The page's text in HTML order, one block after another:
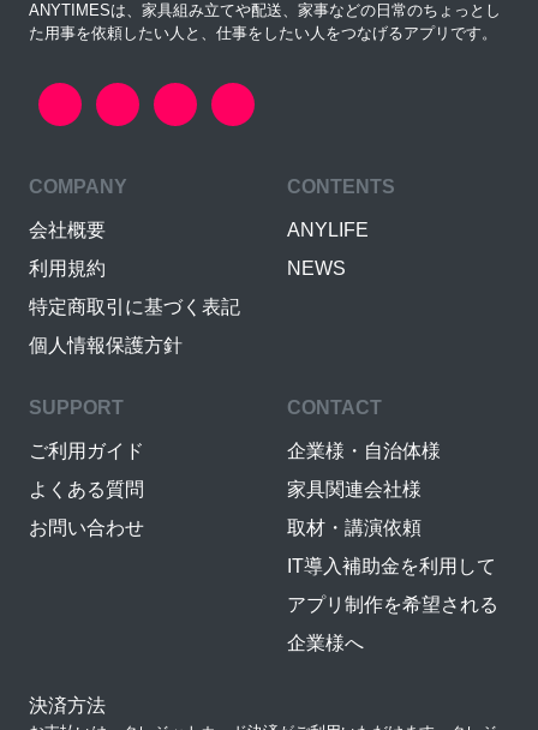
ANYTIMESは、家具組み立てや配送、家事などの日常のちょっとし
た用事を依頼したい人と、仕事をしたい人をつなげるアプリです。
COMPANY
会社概要
利用規約
特定商取引に基づく表記
個人情報保護方針
CONTENTS
ANYLIFE
NEWS
SUPPORT
ご利用ガイド
よくある質問
お問い合わせ
CONTACT
企業様・自治体様
家具関連会社様
取材・講演依頼
IT導入補助金を利用して
アプリ制作を希望される
企業様へ
決済方法